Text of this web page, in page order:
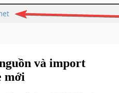
và import
mới